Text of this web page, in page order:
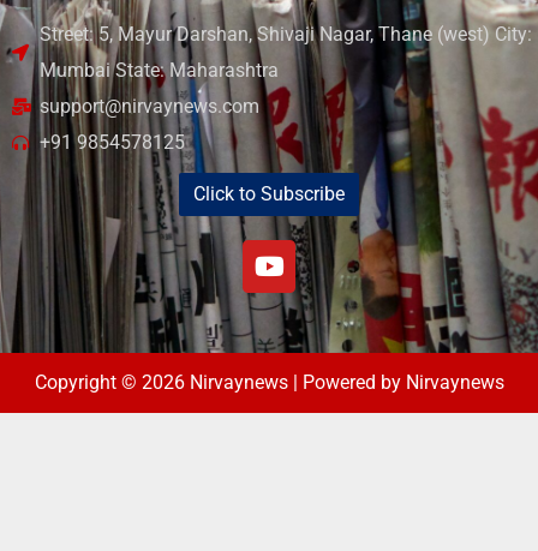
Street: 5, Mayur Darshan, Shivaji Nagar, Thane (west) City:
Mumbai State: Maharashtra
support@nirvaynews.com
+91 9854578125
Click to Subscribe
Copyright © 2026 Nirvaynews | Powered by Nirvaynews